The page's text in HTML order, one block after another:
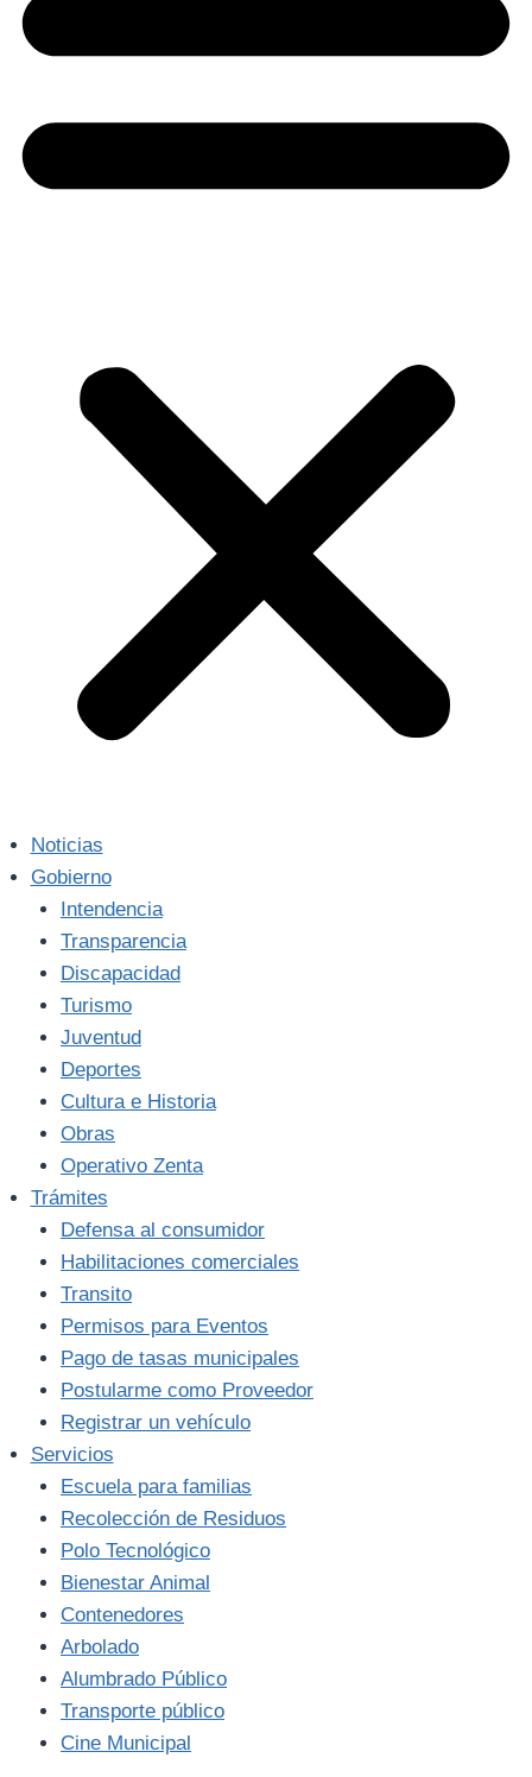
Noticias
Gobierno
Intendencia
Transparencia
Discapacidad
Turismo
Juventud
Deportes
Cultura e Historia
Obras
Operativo Zenta
Trámites
Defensa al consumidor
Habilitaciones comerciales
Transito
Permisos para Eventos
Pago de tasas municipales
Postularme como Proveedor
Registrar un vehículo
Servicios
Escuela para familias
Recolección de Residuos
Polo Tecnológico
Bienestar Animal
Contenedores
Arbolado
Alumbrado Público
Transporte público
Cine Municipal